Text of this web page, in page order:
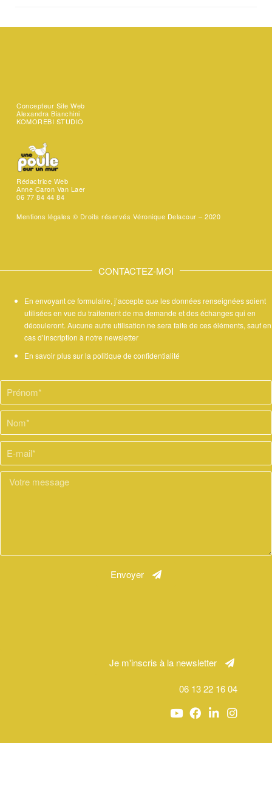
Concepteur Site Web
Alexandra Bianchini
KOMOREBI STUDIO
Rédactrice Web
Anne Caron Van Laer
06 77 84 44 84
Mentions légales © Droits réservés Véronique Delacour – 2020
CONTACTEZ-MOI
En envoyant ce formulaire, j’accepte que les données renseignées soient
utilisées en vue du traitement de ma demande et des échanges qui en
découleront. Aucune autre utilisation ne sera faite de ces éléments, sauf en
cas d’inscription à notre newsletter
En savoir plus sur la politique de confidentialité
Envoyer
Je m'inscris à la newsletter
06 13 22 16 04